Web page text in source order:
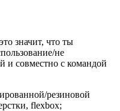
значит, что ты
не
и совместно с командой
резиновой
flexbox;